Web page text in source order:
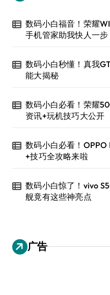
数码小白福音！荣耀
手机管家助我快人一步
数码小白秒懂！真我
能大揭秘
数码小白必看！荣耀
资讯+玩机技巧大公开
数码小白必看！OPPO
+技巧全攻略来啦
数码小白惊了！vivo
舰竟有这些神亮点
广告